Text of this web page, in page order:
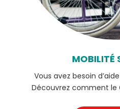
MOBILITÉ
Vous avez besoin
Découvrez comment le